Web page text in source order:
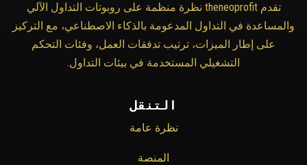
تقدم theneoprofit نظرة منظمة على روبوتات التداول الآلي
والمساعدة في التداول المدعومة بالذكاء الاصطناعي، مع التركيز
على إطار الميزات، ترتيب تدفقات العمل، وفئات التحكم
التشغيلي المستخدمة في بيئات التداول.
التنقل
نظرة عامة
المنصة